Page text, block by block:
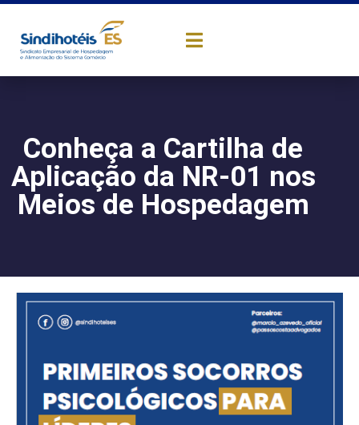
Conheça a Cartilha de
Aplicação da NR-01 nos
Meios de Hospedagem